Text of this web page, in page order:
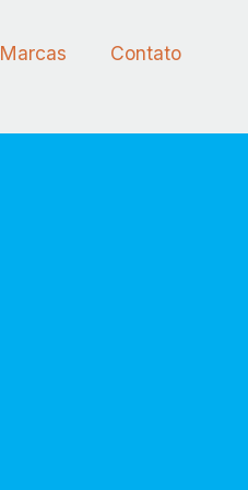
Marcas Contato